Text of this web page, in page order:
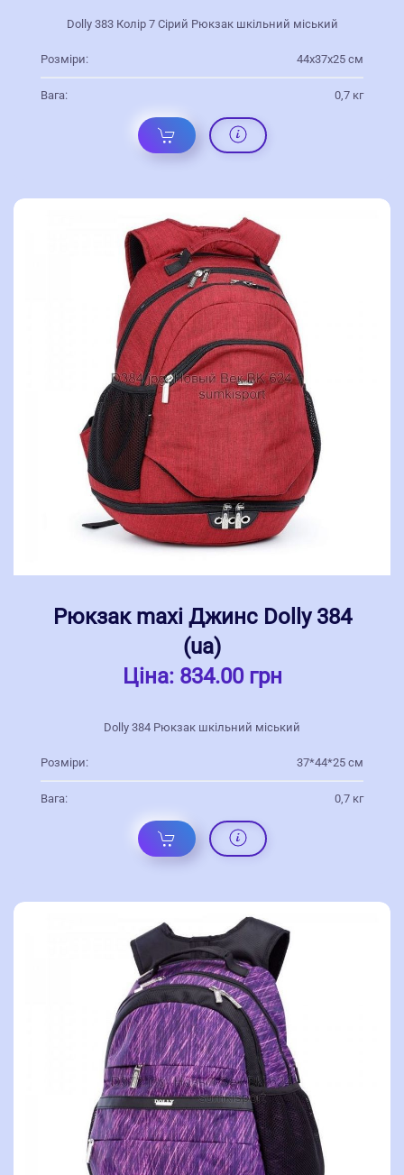
Dolly 383 Колір 7 Сірий Рюкзак шкільний міський
Розміри: 44х37х25 см
Вага: 0,7 кг
Рюкзак maxi Джинс Dolly 384
(ua)
Ціна: 834.00 грн
Dolly 384 Рюкзак шкільний міський
Розміри: 37*44*25 см
Вага: 0,7 кг